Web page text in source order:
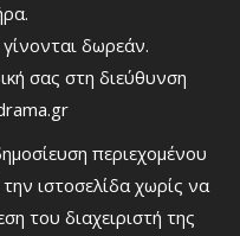
δωρεάν.
σας στη διεύθυνση
περιεχομένου
ιστοσελίδα χωρίς να
του διαχειριστή της